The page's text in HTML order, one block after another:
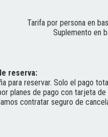
Tarifa por persona en
Suplemento en
reserva:
para reservar. Solo el pago
planes de pago con tarjeta de
contratar seguro de